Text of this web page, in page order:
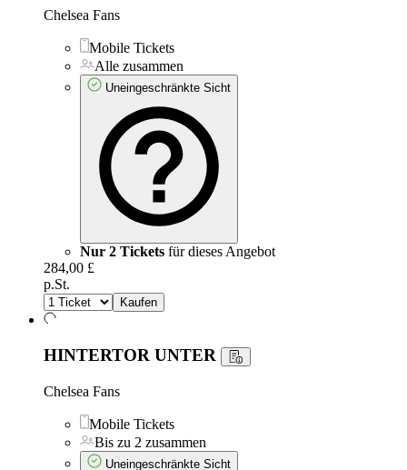
Chelsea Fans
Mobile Tickets
Alle zusammen
Uneingeschränkte Sicht
Nur 2 Tickets für dieses Angebot
284,00 £
p.St.
Kaufen
HINTERTOR UNTER
Chelsea Fans
Mobile Tickets
Bis zu 2 zusammen
Uneingeschränkte Sicht